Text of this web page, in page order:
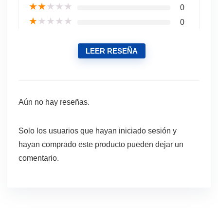
★★★★★ 0
★★★★★ 0
LEER RESEÑA
Aún no hay reseñas.
Solo los usuarios que hayan iniciado sesión y
hayan comprado este producto pueden dejar un
comentario.